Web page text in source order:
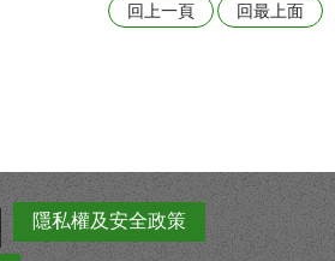
回上一頁 回最上面
隱私權及安全政策